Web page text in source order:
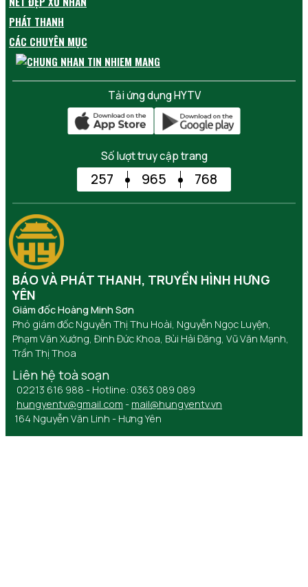
PHÁT THANH
CÁC CHUYÊN MỤC
Tải ứng dụng HYTV
Số lượt truy cập trang
257 965 768
BÁO VÀ PHÁT THANH, TRUYỀN HÌNH HƯNG
YÊN
Giám đốc Hoàng Minh Sơn
Phó giám đốc Nguyễn Thị Thu Hoài, Nguyễn Ngọc Luyện,
Phạm Văn Xướng, Đinh Đức Khoa, Bùi Hải Đăng, Vũ Văn Mạnh,
Trần Thị Thoa
Liên hệ toà soạn
02213 616 988 - Hotline: 0363 089 089
hungyentv@gmail.com - mail@hungyentv.vn
164 Nguyễn Văn Linh - Hưng Yên